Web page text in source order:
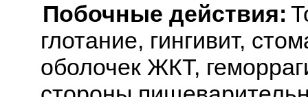
Побочные действия:
глотание, гингивит,
оболочек ЖКТ,